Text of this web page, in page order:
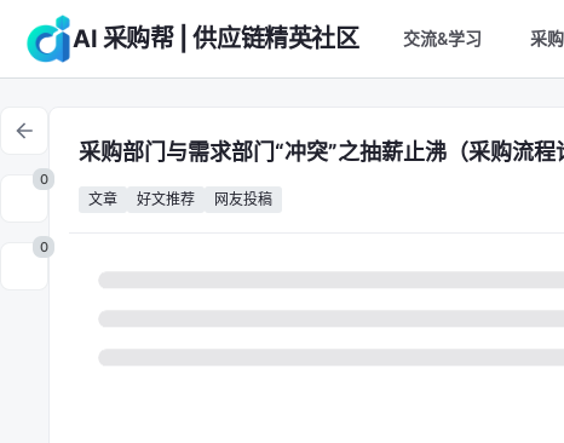
AI 采购帮 | 供应链精英社区 交流&学习 采
0
0
采购部门与需求部门“冲突”之抽薪止沸（采购流程
文章 好文推荐 网友投稿